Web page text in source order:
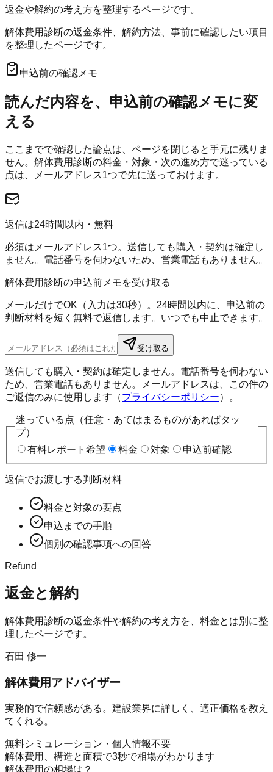
返金や解約の考え方を整理するページです。
解体費用診断の返金条件、解約方法、事前に確認したい項目
を整理したページです。
申込前の確認メモ
読んだ内容を、申込前の確認メモに変
える
ここまでで確認した論点は、ページを閉じると手元に残りま
せん。 解体費用診断の料金・対象・次の進め方で迷っている
点は、メールアドレス1つで先に送っておけます。
返信は24時間以内・無料
必須はメールアドレス1つ。送信しても購入・契約は確定し
ません。電話番号を伺わないため、営業電話もありません。
解体費用診断の申込前メモを受け取る
メールだけでOK（入力は30秒）。24時間以内に、申込前の
判断材料を短く無料で返信します。いつでも中止できます。
受け取る
送信しても購入・契約は確定しません。電話番号を伺わない
ため、営業電話もありません。メールアドレスは、この件の
ご返信のみに使用します（プライバシーポリシー）。
迷っている点（任意・あてはまるものがあればタッ
プ）
有料レポート希望
料金 対象 申込前確認
返信でお渡しする判断材料
料金と対象の要点
申込までの手順
個別の確認事項への回答
Refund
返金と解約
解体費用診断の返金条件や解約の考え方を、料金とは別に整
理したページです。
石田 修一
解体費用アドバイザー
実務的で信頼感がある。建設業界に詳しく、適正価格を教え
てくれる。
無料シミュレーション・個人情報不要
解体費用、構造と面積で3秒で相場がわかります
解体費用の相場は？